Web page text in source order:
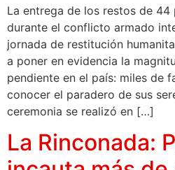
La entrega de los restos de 44
durante el conflicto armado
jornada de restitución
a poner en evidencia la
pendiente en el país: miles de
conocer el paradero de sus
ceremonia se realizó en […]
La Rinconada: